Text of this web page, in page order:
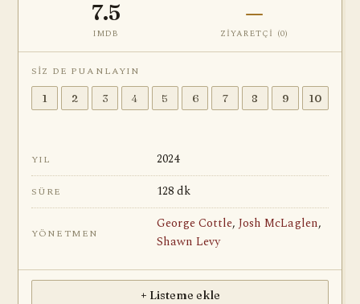
7.5
IMDB
—
ZIYARETÇI (0)
SIZ DE PUANLAYIN
1 2 3 4 5 6 7 8 9 10
YIL 2024
SÜRE 128 dk
YÖNETMEN
George Cottle,Josh McLaglen,
Shawn Levy
+ Listeme ekle